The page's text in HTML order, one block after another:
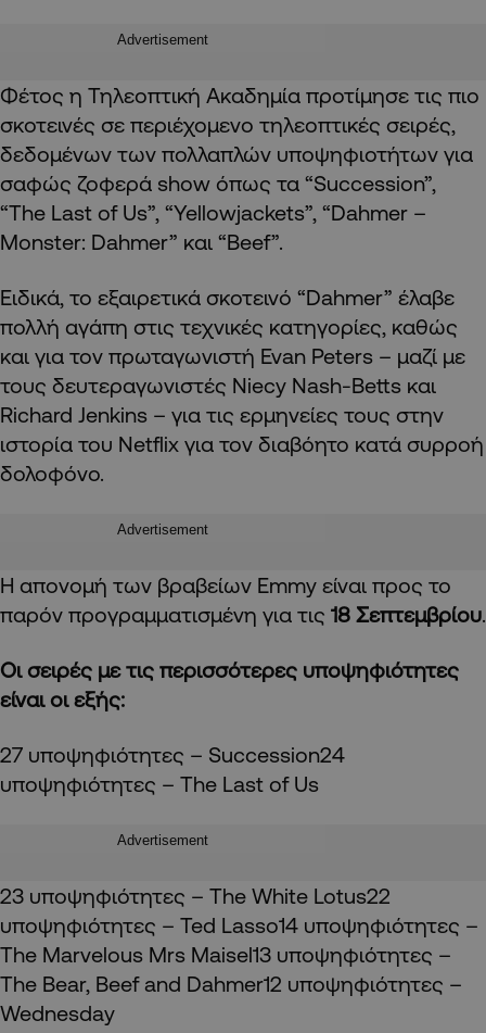
Advertisement
Φέτος η Τηλεοπτική Ακαδημία προτίμησε τις πιο
σκοτεινές σε περιέχομενο τηλεοπτικές σειρές,
δεδομένων των πολλαπλών υποψηφιοτήτων για
σαφώς ζοφερά show όπως τα “Succession”,
“The Last of Us”, “Yellowjackets”, “Dahmer –
Monster: Dahmer” και “Beef”.
Ειδικά, το εξαιρετικά σκοτεινό “Dahmer” έλαβε
πολλή αγάπη στις τεχνικές κατηγορίες, καθώς
και για τον πρωταγωνιστή Evan Peters – μαζί με
τους δευτεραγωνιστές Niecy Nash-Betts και
Richard Jenkins – για τις ερμηνείες τους στην
ιστορία του Netflix για τον διαβόητο κατά συρροή
δολοφόνο.
Advertisement
Η απονομή των βραβείων Emmy είναι προς το
παρόν προγραμματισμένη για τις 18 Σεπτεμβρίου.
Οι σειρές με τις περισσότερες υποψηφιότητες
είναι οι εξής:
27 υποψηφιότητες – Succession24
υποψηφιότητες – The Last of Us
Advertisement
23 υποψηφιότητες – The White Lotus22
υποψηφιότητες – Ted Lasso14 υποψηφιότητες –
The Marvelous Mrs Maisel13 υποψηφιότητες –
The Bear, Beef and Dahmer12 υποψηφιότητες –
Wednesday